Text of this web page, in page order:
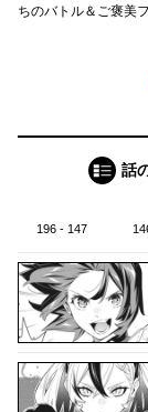
ちのバトル＆ご褒美
話
196 - 147